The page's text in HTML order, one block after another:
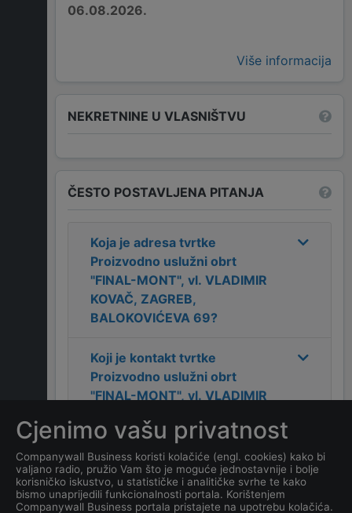
06.08.2026.
Više informacija
NEKRETNINE U VLASNIŠTVU
ČESTO POSTAVLJENA PITANJA
Koja je adresa tvrtke
Proizvodno uslužni obrt
"FINAL-MONT", vl. VLADIMIR
KOVAČ, ZAGREB,
BALOKOVIĆEVA 69?
Koji je kontakt tvrtke
Proizvodno uslužni obrt
"FINAL-MONT", vl. VLADIMIR
BALOKOVIĆEVA 69?
Koji je datum osnivanja
tvrtkeProizvodno uslužni
Cjenimo vašu privatnost
Companywall Business koristi kolačiće (engl. cookies) kako bi
valjano radio, pružio Vam što je moguće jednostavnije i bolje
korisničko iskustvo, u statističke i analitičke svrhe te kako
bismo unaprijedili funkcionalnosti portala. Korištenjem
Companywall Business portala pristajete na upotrebu kolačića.